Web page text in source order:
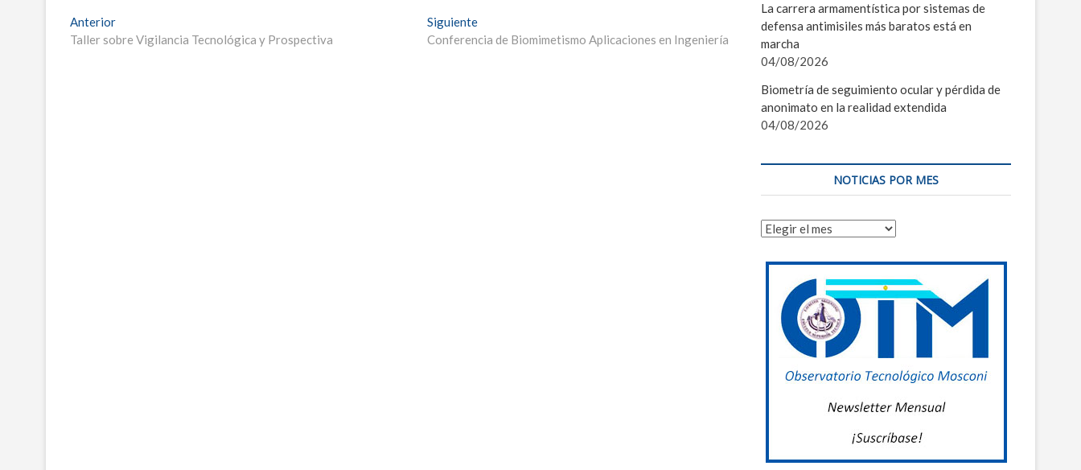
Navegación
de
AnteriorEntrada
anterior:
Taller sobre Vigilancia Tecnológica y Prospectiva
SiguienteEntrada
siguiente:
Conferencia de Biomimetismo Aplicaciones en Ingeniería
La carrera armamentística por sistemas de
defensa antimisiles más baratos está en
marcha
04/08/2026
Biometría de seguimiento ocular y pérdida de
anonimato en la realidad extendida
04/08/2026
NOTICIAS POR MES
Noticias
mes